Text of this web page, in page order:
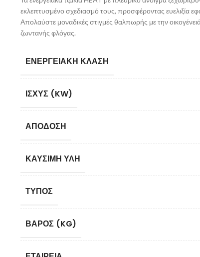
εκλεπτυσμένο σχεδιασμό τους, προσφέροντας ευελιξία
Απολαύστε μοναδικές στιγμές θαλπωρής με την
ζωντανής φλόγας.
ΕΝΕΡΓΕΙΑΚΉ ΚΛΆΣΗ
ΙΣΧΎΣ (KW)
ΑΠΌΔΟΣΗ
ΚΑΎΣΙΜΗ ΎΛΗ
ΤΎΠΟΣ
ΒΆΡΟΣ (KG)